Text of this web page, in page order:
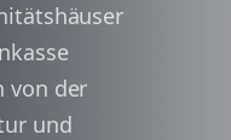
von der
und